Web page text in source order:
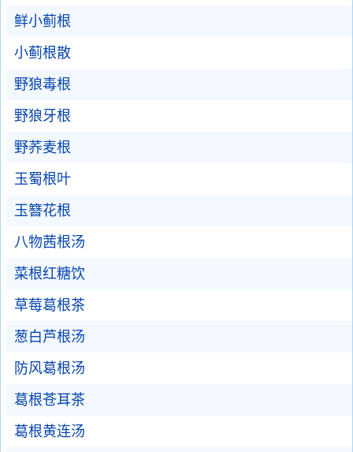
鲜小蓟根
小蓟根散
野狼毒根
野狼牙根
野荞麦根
玉蜀根叶
玉簪花根
八物茜根汤
菜根红糖饮
草莓葛根茶
葱白芦根汤
防风葛根汤
葛根苍耳茶
葛根黄连汤